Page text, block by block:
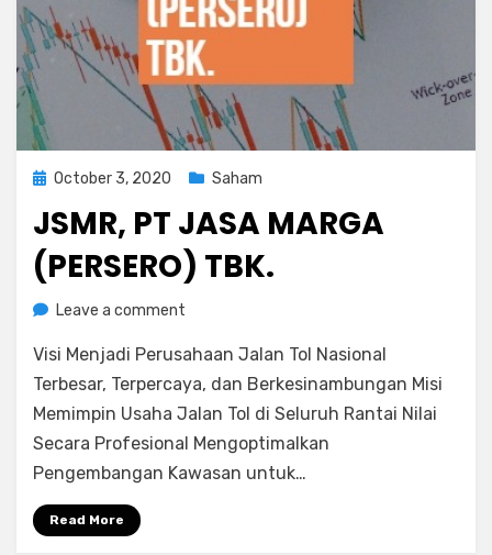
Posted
October 3, 2020 Saham
JSMR, PT JASA MARGA
(PERSERO) TBK.
byRediyus Putra
Leave a comment
PT
Jasa
Marga
Tbk.
Visi Menjadi Perusahaan Jalan Tol Nasional
Terbesar, Terpercaya, dan Be​​rkesinambungan Misi
Memimpin Usaha Jalan Tol di Seluruh Rantai Nilai
Secara Profesional Mengoptimalkan
Pengembangan Kawasan untuk…
Read More